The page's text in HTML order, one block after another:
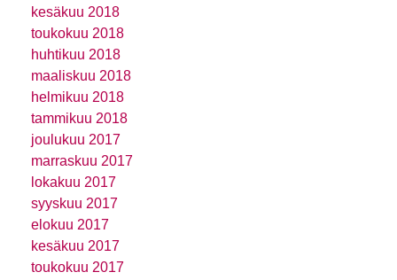
kesäkuu 2018
toukokuu 2018
huhtikuu 2018
maaliskuu 2018
helmikuu 2018
tammikuu 2018
joulukuu 2017
marraskuu 2017
lokakuu 2017
syyskuu 2017
elokuu 2017
kesäkuu 2017
toukokuu 2017